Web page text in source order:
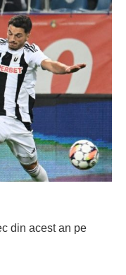
din acest an pe